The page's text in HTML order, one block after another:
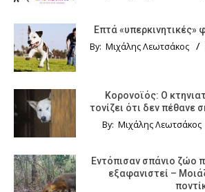
Επτά «υπερκινητικές»
By: Μιχάλης Λεωτσάκος
Κορονοϊός: Ο
τονίζει ότι δεν πέθανε
By: Μιχάλης Λεωτσάκος
Εντόπισαν σπάνιο ζώο
εξαφανιστεί –